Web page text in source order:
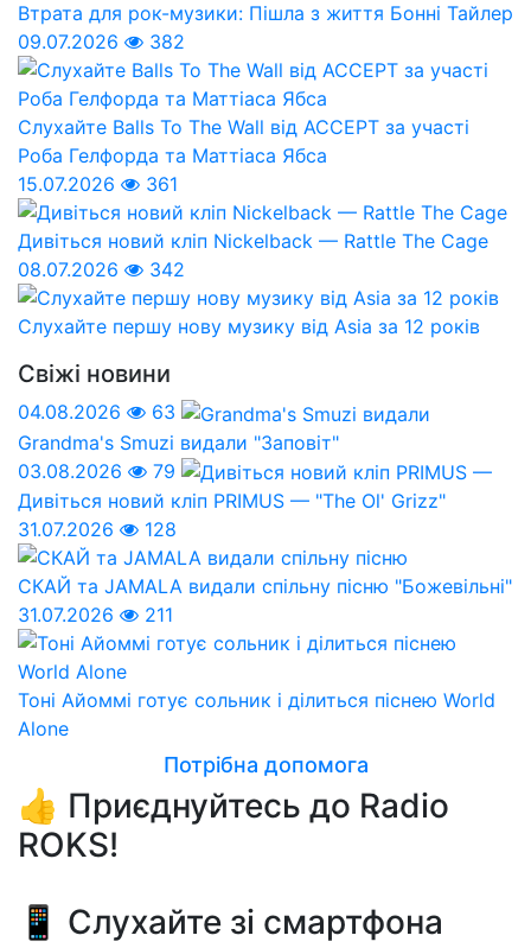
Втрата для рок-музики: Пішла з життя Бонні Тайлер
09.07.2026
382
Слухайте Balls To The Wall від ACCEPT за участі
Роба Гелфорда та Маттіаса Ябса
15.07.2026
361
Дивіться новий кліп Nickelback — Rattle The Cage
08.07.2026
342
Слухайте першу нову музику від Asia за 12 років
Свіжі новини
04.08.2026
63
Grandma's Smuzi видали "Заповіт"
03.08.2026
79
Дивіться новий кліп PRIMUS — "The Ol' Grizz"
31.07.2026
128
СКАЙ та JAMALA видали спільну пісню "Божевільні"
31.07.2026
211
Тоні Айоммі готує сольник і ділиться піснею World
Alone
Потрібна допомога
👍 Приєднуйтесь до Radio
ROKS!
📱 Слухайте зі смартфона